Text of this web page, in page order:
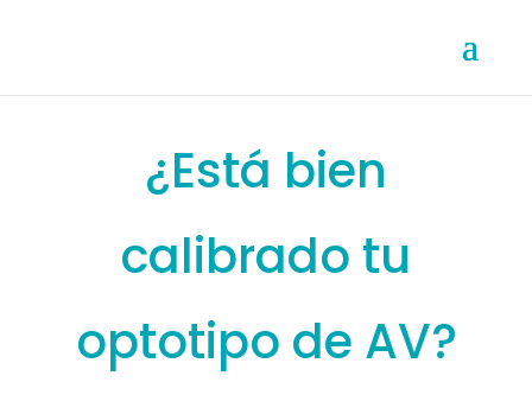
¿Está bien
calibrado tu
optotipo de AV?